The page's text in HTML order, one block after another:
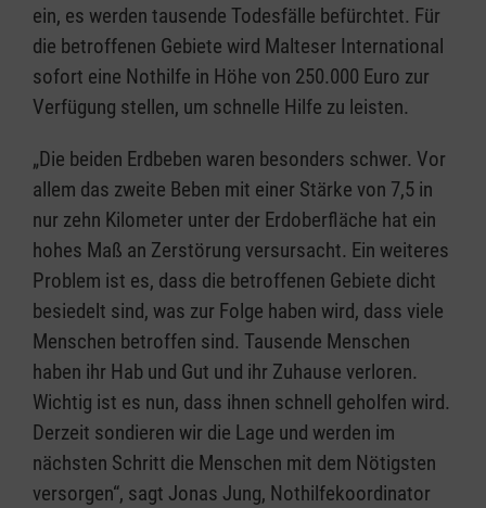
ein, es werden tausende Todesfälle befürchtet. Für
die betroffenen Gebiete wird Malteser International
sofort eine Nothilfe in Höhe von 250.000 Euro zur
Verfügung stellen, um schnelle Hilfe zu leisten.
„Die beiden Erdbeben waren besonders schwer. Vor
allem das zweite Beben mit einer Stärke von 7,5 in
nur zehn Kilometer unter der Erdoberfläche hat ein
hohes Maß an Zerstörung versursacht. Ein weiteres
Problem ist es, dass die betroffenen Gebiete dicht
besiedelt sind, was zur Folge haben wird, dass viele
Menschen betroffen sind. Tausende Menschen
haben ihr Hab und Gut und ihr Zuhause verloren.
Wichtig ist es nun, dass ihnen schnell geholfen wird.
Derzeit sondieren wir die Lage und werden im
nächsten Schritt die Menschen mit dem Nötigsten
versorgen“, sagt Jonas Jung, Nothilfekoordinator